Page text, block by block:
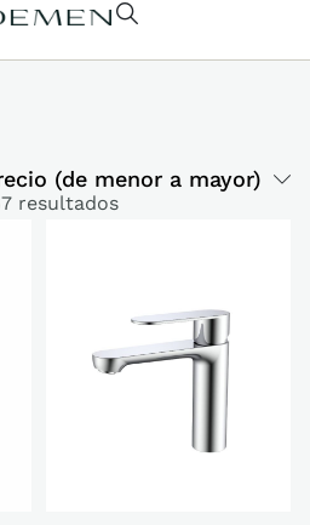
(de menor a mayor)
resultados